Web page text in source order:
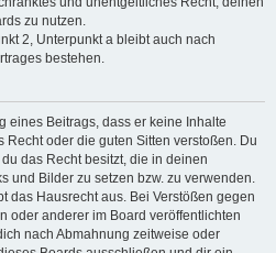
zu nutzen.
2, Unterpunkt a bleibt auch nach
bestehen.
eines Beitrags, dass er keine Inhalte
Recht oder die guten Sitten verstoßen. Du
das Recht besitzt, die in deinen
und Bilder zu setzen bzw. zu verwenden.
das Hausrecht aus. Bei Verstößen gegen
oder anderer im Board veröffentlichten
nach Abmahnung zeitweise oder